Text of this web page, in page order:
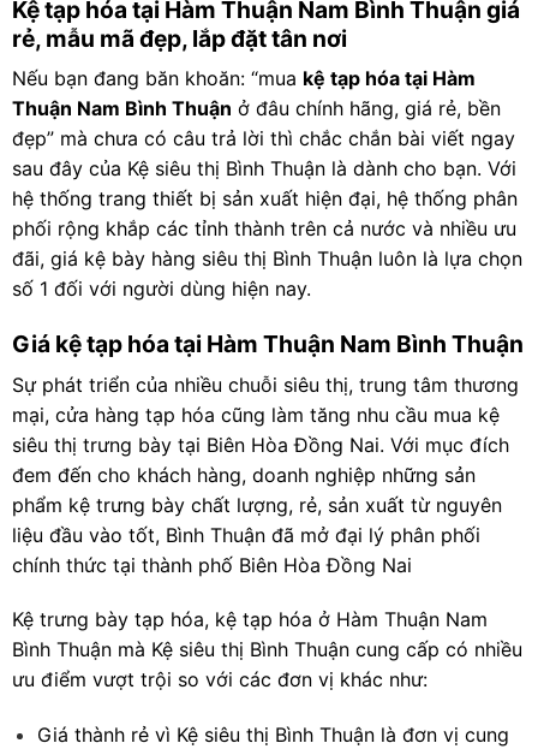
Kệ tạp hóa tại Hàm Thuận Nam Bình Thuận giá
rẻ, mẫu mã đẹp, lắp đặt tân nơi
Nếu bạn đang băn khoăn: “mua kệ tạp hóa tại Hàm
Thuận Nam Bình Thuận ở đâu chính hãng, giá rẻ, bền
đẹp” mà chưa có câu trả lời thì chắc chắn bài viết ngay
sau đây của Kệ siêu thị Bình Thuận là dành cho bạn. Với
hệ thống trang thiết bị sản xuất hiện đại, hệ thống phân
phối rộng khắp các tỉnh thành trên cả nước và nhiều ưu
đãi, giá kệ bày hàng siêu thị Bình Thuận luôn là lựa chọn
số 1 đối với người dùng hiện nay.
Giá kệ tạp hóa tại Hàm Thuận Nam Bình Thuận
Sự phát triển của nhiều chuỗi siêu thị, trung tâm thương
mại, cửa hàng tạp hóa cũng làm tăng nhu cầu mua kệ
siêu thị trưng bày tại Biên Hòa Đồng Nai. Với mục đích
đem đến cho khách hàng, doanh nghiệp những sản
phẩm kệ trưng bày chất lượng, rẻ, sản xuất từ nguyên
liệu đầu vào tốt, Bình Thuận đã mở đại lý phân phối
chính thức tại thành phố Biên Hòa Đồng Nai
Kệ trưng bày tạp hóa, kệ tạp hóa ở Hàm Thuận Nam
Bình Thuận mà Kệ siêu thị Bình Thuận cung cấp có nhiều
ưu điểm vượt trội so với các đơn vị khác như:
Giá thành rẻ vì Kệ siêu thị Bình Thuận là đơn vị cung